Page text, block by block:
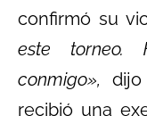
confirmó su
este torneo.
conmigo»,
recibió una